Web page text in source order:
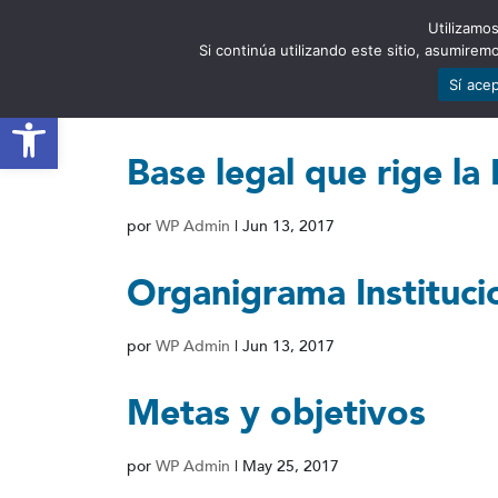
Abrir barra de herramientas
Base legal que rige la
por WP Admin | Jun 13, 2017
Organigrama
por WP Admin | Jun 13, 2017
Metas y objetivos
por WP Admin | May 25, 2017
Si continúa utilizando este sitio,
Sí